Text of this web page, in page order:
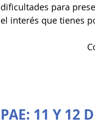
dificultades para
el interés que tienes
PAE: 11 Y 12